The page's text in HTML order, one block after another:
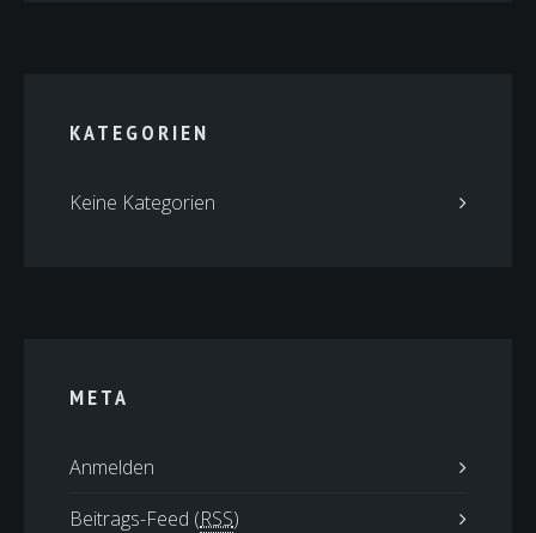
KATEGORIEN
Keine Kategorien
META
Anmelden
Beitrags-Feed (RSS)